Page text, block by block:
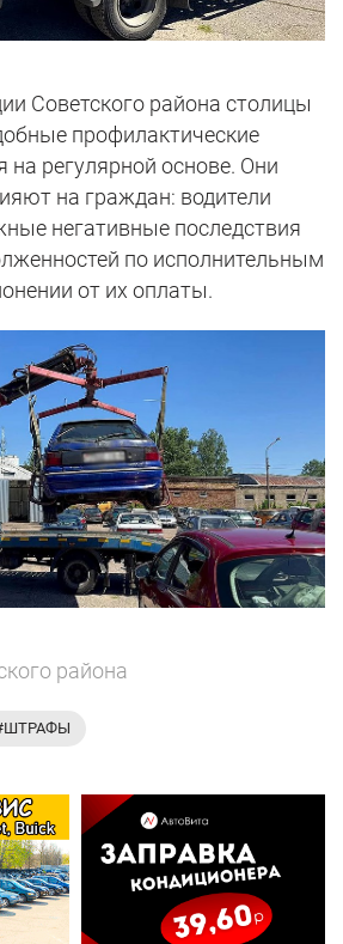
Советского района столицы
профилактические
на регулярной основе. Они
на граждан: водители
негативные последствия
по исполнительным
от их оплаты.
района